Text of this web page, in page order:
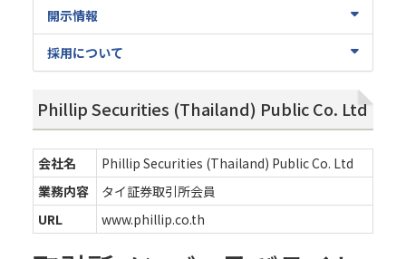
開示情報
採用について
Phillip Securities (Thailand) Public Co. Ltd
会社名
Phillip Securities (Thailand) Public Co. Ltd
業務内容
タイ証券取引所会員
URL
www.phillip.co.th